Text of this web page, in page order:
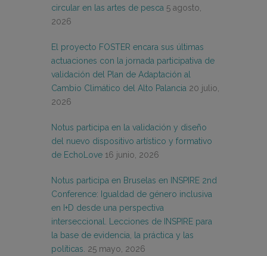
circular en las artes de pesca 5 agosto,
2026
El proyecto FOSTER encara sus últimas
actuaciones con la jornada participativa de
validación del Plan de Adaptación al
Cambio Climático del Alto Palancia 20 julio,
2026
Notus participa en la validación y diseño
del nuevo dispositivo artístico y formativo
de EchoLove 16 junio, 2026
Notus participa en Bruselas en INSPIRE 2nd
Conference: Igualdad de género inclusiva
en I+D desde una perspectiva
interseccional. Lecciones de INSPIRE para
la base de evidencia, la práctica y las
políticas. 25 mayo, 2026